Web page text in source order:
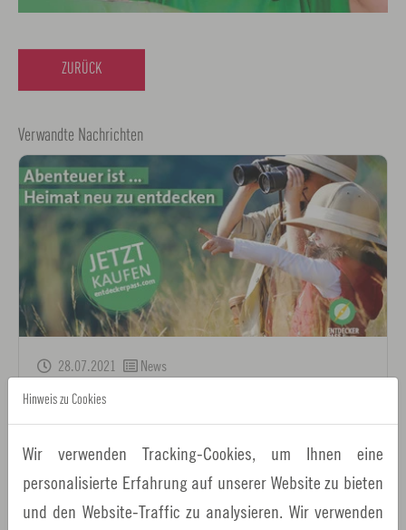
ZURÜCK
Verwandte Nachrichten
28.07.2021 News
Den Sommer zu Hause verbringen, klingt langweilig? Auf
keinen Fall! In Franken gibt es viel zu entdecken! Mit dem
EntdeckerPass 2021 erkunden Sie rund 130…
Hinweis zu Cookies
Wir verwenden Tracking-Cookies, um Ihnen eine
personalisierte Erfahrung auf unserer Website zu bieten
und den Website-Traffic zu analysieren. Wir verwenden